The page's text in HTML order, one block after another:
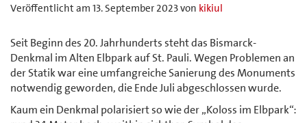
Veröffentlicht am 13. September 2023von kikiul
Seit Beginn des 20. Jahrhunderts steht das Bismarck-
Denkmal im Alten Elbpark auf St. Pauli. Wegen Problemen an
der Statik war eine umfangreiche Sanierung des Monuments
notwendig geworden, die Ende Juli abgeschlossen wurde.
Kaum ein Denkmal polarisiert so wie der „Koloss im Elbpark“: